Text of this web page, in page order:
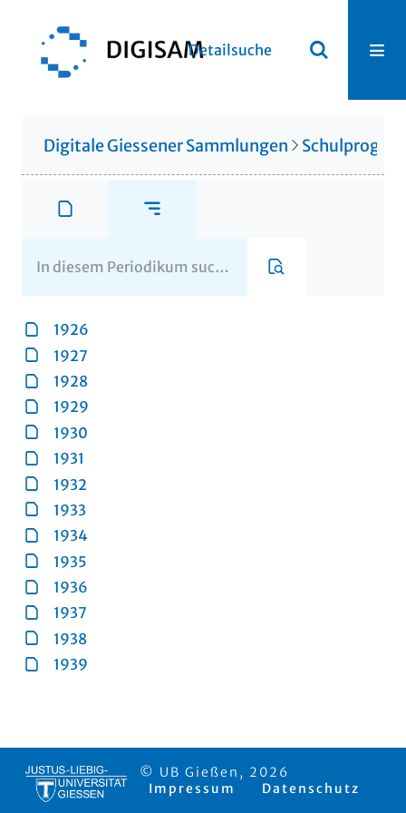
Detailsuche
Digitale Giessener Sammlungen
1926
1927
1928
1929
1930
1931
1932
1933
1934
1935
1936
1937
1938
1939
© UB Gießen, 2026
Impressum
Datenschutz